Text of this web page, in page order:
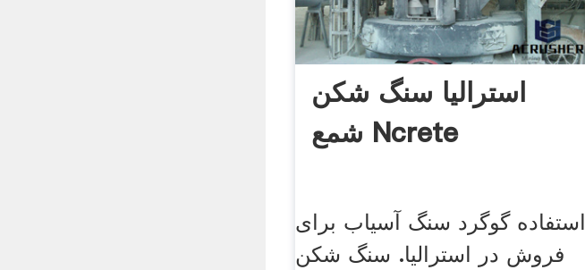
استرالیا سنگ شکن
شمع Ncrete
استفاده گوگرد سنگ آسیاب برای
فروش در استرالیا. سنگ شکن